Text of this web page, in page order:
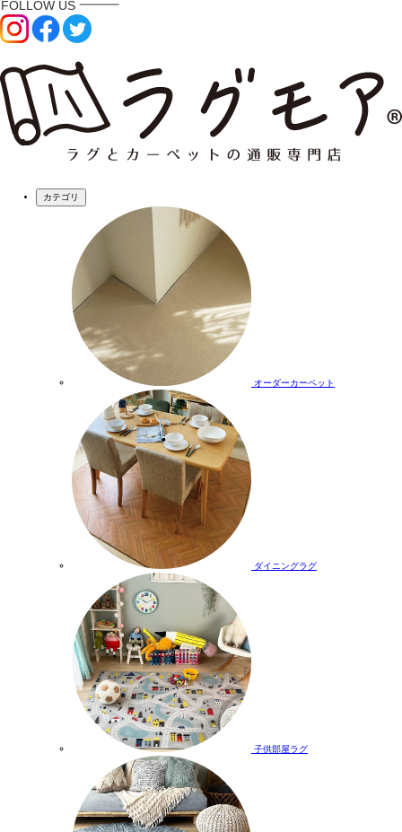
カテゴリ
オーダーカーペット
ダイニングラグ
子供部屋ラグ